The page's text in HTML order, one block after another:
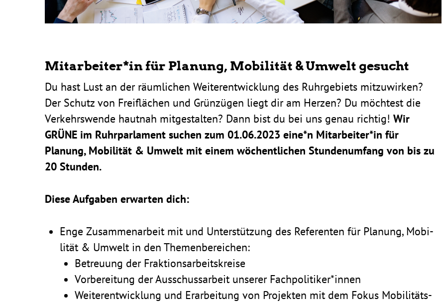
Mitarbeiter*in für Planung, Mobi­lität & Umwelt gesucht
Du hast Lust an der räum­li­chen Weiter­ent­wick­lung des Ruhr­ge­biets mitzu­wirken?
Der Schutz von Frei­flä­chen und Grün­zügen liegt dir am Herzen? Du möch­test die
Verkehrs­wende hautnah mitge­stalten? Dann bist du bei uns genau richtig! Wir
GRÜNE im Ruhr­par­la­ment suchen zum 01.06.2023 eine*n Mitarbeiter*in für
Planung, Mobi­lität & Umwelt mit einem wöchent­li­chen Stun­den­um­fang von bis zu
20 Stunden.
Diese Aufgaben erwarten dich:
Enge Zusam­men­ar­beit mit und Unter­stüt­zung des Refe­renten für Planung, Mobi­
lität & Umwelt in den Themenbereichen:
Betreuung der Frak­ti­ons­ar­beits­kreise
Vorbe­rei­tung der Ausschuss­ar­beit unserer Fachpolitiker*innen
Weiter­ent­wick­lung und Erar­bei­tung von Projekten mit dem Fokus Mobi­li­täts­